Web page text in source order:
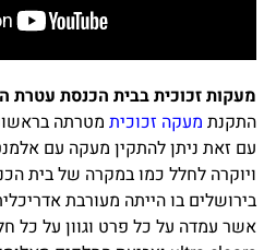
מעקות זכוכית בבית הכנסת עטרת
התקנת מעקה זכוכית מטרתה
עם זאת ניתן להתקין מעקה עם
ויוקרה לחלל כמו במקרה של בית
בירושלים בו הייתה מעורבת
אשר עמדה על כל פרט וגוון על כל